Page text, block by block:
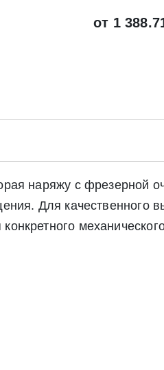
от 1
наряжу с фрезерной
Для качественного